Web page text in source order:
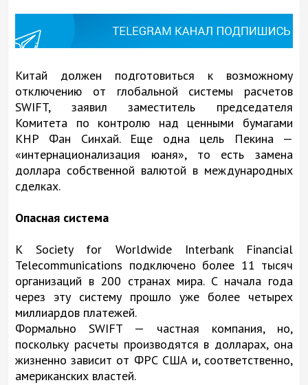
Китай должен подготовиться к возможному
отключению от глобальной системы расчетов
SWIFT, заявил заместитель председателя
Комитета по контролю над ценными бумагами
КНР Фан Синхай. Еще одна цель Пекина —
«интернационализация юаня», то есть замена
доллара собственной валютой в международных
сделках.
Опасная система
К Society for Worldwide Interbank Financial
Telecommunications подключено более 11 тысяч
организаций в 200 странах мира. С начала года
через эту систему прошло уже более четырех
миллиардов платежей.
Формально SWIFT — частная компания, но,
поскольку расчеты производятся в долларах, она
жизненно зависит от ФРС США и, соответственно,
американских властей.